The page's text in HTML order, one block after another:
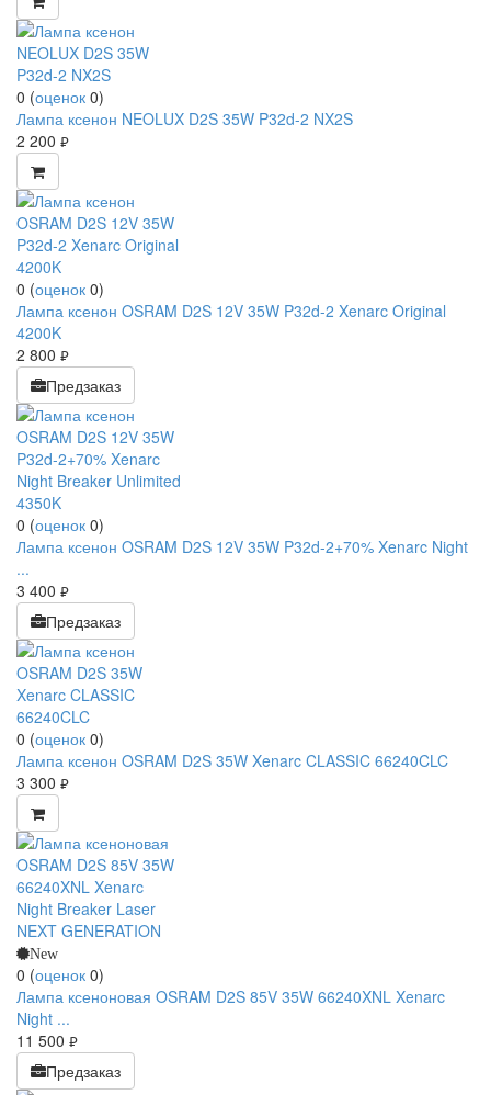
0 (оценок 0)
Лампа ксенон NEOLUX D2S 35W P32d-2 NX2S
2 200 руб.
0 (оценок 0)
Лампа ксенон OSRAM D2S 12V 35W P32d-2 Xenarc Original
4200K
2 800 руб.
Предзаказ
0 (оценок 0)
Лампа ксенон OSRAM D2S 12V 35W P32d-2+70% Xenarc Night
...
3 400 руб.
Предзаказ
0 (оценок 0)
Лампа ксенон OSRAM D2S 35W Xenarc CLASSIC 66240CLC
3 300 руб.
New
0 (оценок 0)
Лампа ксеноновая OSRAM D2S 85V 35W 66240XNL Xenarc
Night ...
11 500 руб.
Предзаказ